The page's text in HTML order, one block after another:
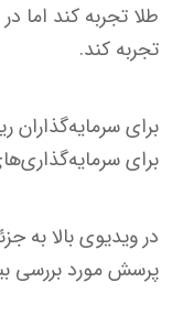
طلا تجربه کند
تجربه کند.
برای سرمایه‌گذاران
برای
در ویدیوی بالا به
پرسش مورد بررسی